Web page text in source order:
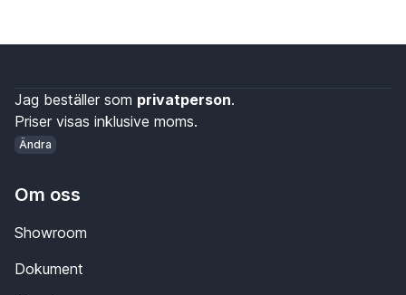
Jag beställer som privatperson.
Priser visas inklusive moms.
Ändra
Om oss
Showroom
Dokument